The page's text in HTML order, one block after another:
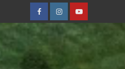
FacebobokInstagramYoutube